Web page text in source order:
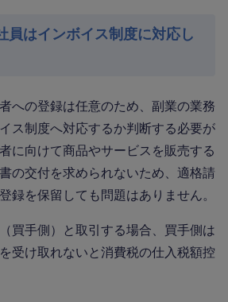
員はインボイス制度に対応し
への登録は任意のため、副業の業務
ス制度へ対応するか判断する必要が
に向けて商品やサービスを販売する
の交付を求められないため、適格請
録を保留しても問題はありません。
買手側）と取引する場合、買手側は
受け取れないと消費税の仕入税額控